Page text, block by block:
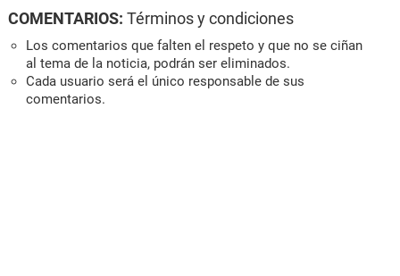
COMENTARIOS: Términos y condiciones
Los comentarios que falten el respeto y que no se ciñan
al tema de la noticia, podrán ser eliminados.
Cada usuario será el único responsable de sus
comentarios.